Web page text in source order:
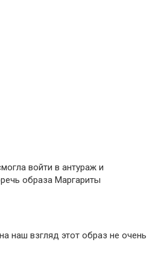
войти в антураж и
образа Маргариты
наш взгляд этот образ не очень